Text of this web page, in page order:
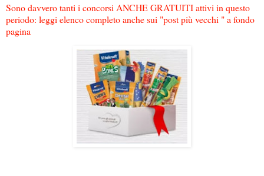
Sono davvero tanti i concorsi ANCHE GRATUITI attivi in questo
periodo: leggi elenco completo anche sui "post più vecchi " a fondo
pagina